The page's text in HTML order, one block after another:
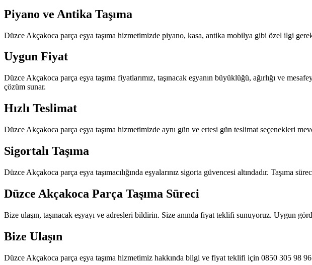
Piyano ve Antika Taşıma
Düzce Akçakoca parça eşya taşıma hizmetimizde piyano, kasa, antika mobilya gibi özel ilgi
Uygun Fiyat
Düzce Akçakoca parça eşya taşıma fiyatlarımız, taşınacak eşyanın büyüklüğü, ağırlığı ve
çözüm sunar.
Hızlı Teslimat
Düzce Akçakoca parça eşya taşıma hizmetimizde aynı gün ve ertesi gün teslimat seçenekleri
Sigortalı Taşıma
Düzce Akçakoca parça eşya taşımacılığında eşyalarınız sigorta güvencesi altındadır. Taşıma
Düzce Akçakoca Parça Taşıma Süreci
Bize ulaşın, taşınacak eşyayı ve adresleri bildirin. Size anında fiyat teklifi sunuyoruz. Uygun
Bize Ulaşın
Düzce Akçakoca parça eşya taşıma hizmetimiz hakkında bilgi ve fiyat teklifi için 0850 305 98